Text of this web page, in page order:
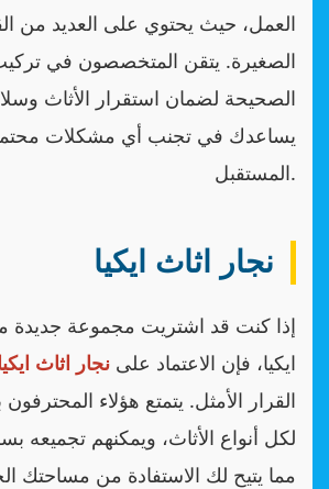
العمل، حيث يحتوي على العديد من
الصغيرة. يتقن المتخصصون في
الصحيحة لضمان استقرار الأثاث
يساعدك في تجنب أي مشكلات
المستقبل.
نجار اثاث ايكيا
إذا كنت قد اشتريت مجموعة جديدة
ايكيا، فإن الاعتماد على نجار اثاث
القرار الأمثل. يتمتع هؤلاء المحترفون
لكل أنواع الأثاث، ويمكنهم تجميعه
مما يتيح لك الاستفادة من مساحتك